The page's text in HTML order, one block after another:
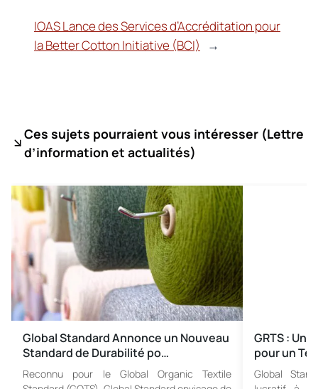
IOAS Lance des Services d’Accréditation pour
la Better Cotton Initiative (BCI)
→
Ces sujets pourraient vous intéresser (Lettre
d’information et actualités)
Global Standard Annonce un Nouveau
Standard de Durabilité po…
Reconnu pour le Global Organic Textile
GRTS :
pour un
Global